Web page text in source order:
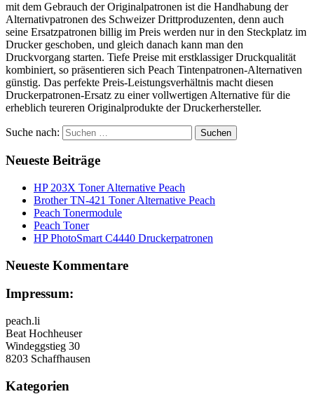
mit dem Gebrauch der Originalpatronen ist die Handhabung der
Alternativpatronen des Schweizer Drittproduzenten, denn auch
seine Ersatzpatronen billig im Preis werden nur in den Steckplatz im
Drucker geschoben, und gleich danach kann man den
Druckvorgang starten. Tiefe Preise mit erstklassiger Druckqualität
kombiniert, so präsentieren sich Peach Tintenpatronen-Alternativen
günstig. Das perfekte Preis-Leistungsverhältnis macht diesen
Druckerpatronen-Ersatz zu einer vollwertigen Alternative für die
erheblich teureren Originalprodukte der Druckerhersteller.
Suche nach:
Neueste Beiträge
HP 203X Toner Alternative Peach
Brother TN-421 Toner Alternative Peach
Peach Tonermodule
Peach Toner
HP PhotoSmart C4440 Druckerpatronen
Neueste Kommentare
Impressum:
peach.li
Beat Hochheuser
Windeggstieg 30
8203 Schaffhausen
Kategorien